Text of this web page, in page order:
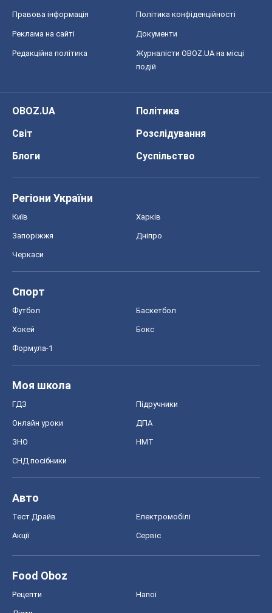
Правова інформація Політика конфіденційності
Реклама на сайті Документи
Редакційна політика
Журналісти OBOZ.UA на місці
подій
OBOZ.UA
Політика
Світ
Розслідування
Блоги
Суспільство
Регіони України
Київ Харків
Запоріжжя Дніпро
Черкаси
Спорт
Футбол Баскетбол
Хокей Бокс
Формула-1
Моя школа
ГДЗ Підручники
Онлайн уроки ДПА
ЗНО НМТ
СНД посібники
Авто
Тест Драйв Електромобілі
Акції Сервіс
Food Oboz
Рецепти Напої